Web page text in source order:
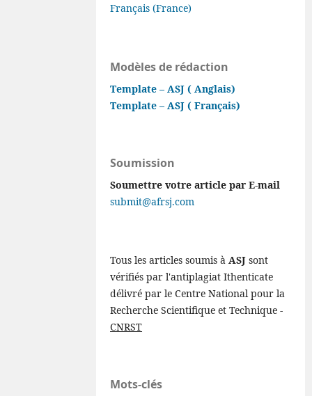
Français (France)
Modèles de rédaction
Template – ASJ ( Anglais)
Template – ASJ ( Français)
Soumission
Soumettre votre article par E-mail
submit@afrsj.com
Tous les articles soumis àASJ sont
vérifiés par l'antiplagiat Ithenticate
délivré par le Centre National pour la
Recherche Scientifique et Technique -
CNRST
Mots-clés